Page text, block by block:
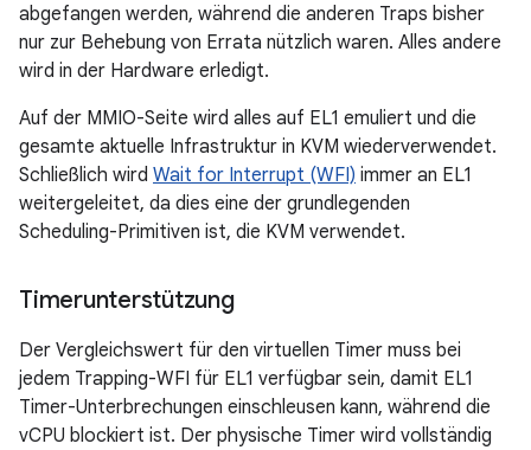
abgefangen werden, während die anderen Traps bisher
nur zur Behebung von Errata nützlich waren. Alles andere
wird in der Hardware erledigt.
Auf der MMIO-Seite wird alles auf EL1 emuliert und die
gesamte aktuelle Infrastruktur in KVM wiederverwendet.
Schließlich wird Wait for Interrupt (WFI) immer an EL1
weitergeleitet, da dies eine der grundlegenden
Scheduling-Primitiven ist, die KVM verwendet.
Timerunterstützung
Der Vergleichswert für den virtuellen Timer muss bei
jedem Trapping-WFI für EL1 verfügbar sein, damit EL1
Timer-Unterbrechungen einschleusen kann, während die
vCPU blockiert ist. Der physische Timer wird vollständig